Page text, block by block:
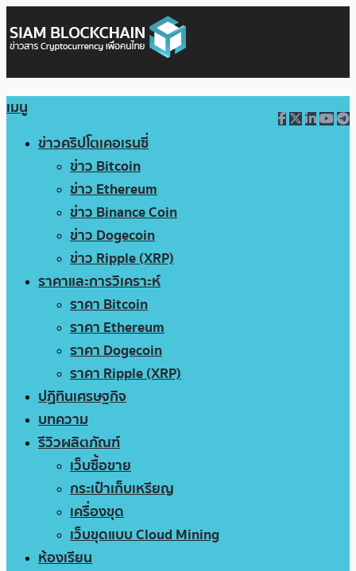
เมนู
ข่าวคริปโตเคอเรนซี่
ข่าว Bitcoin
ข่าว Ethereum
ข่าว Binance Coin
ข่าว Dogecoin
ข่าว Ripple (XRP)
ราคาและการวิเคราะห์
ราคา Bitcoin
ราคา Ethereum
ราคา Dogecoin
ราคา Ripple (XRP)
ปฏิทินเศรษฐกิจ
บทความ
รีวิวผลิตภัณฑ์
เว็บซื้อขาย
กระเป๋าเก็บเหรียญ
เครื่องขุด
เว็บขุดแบบ Cloud Mining
ห้องเรียน